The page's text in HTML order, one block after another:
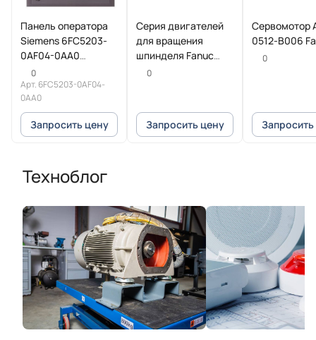
Панель оператора
Siemens 6FC5203-
0AF04-0AA0
SINUMERIK
0
Арт. 6FC5203-0AF04-
0AA0
Запросить цену
Серия двигателей
для вращения
шпинделя Fanuc
Beta iI
0
Запросить цену
Сервомотор
0512-B006
0
Техноблог